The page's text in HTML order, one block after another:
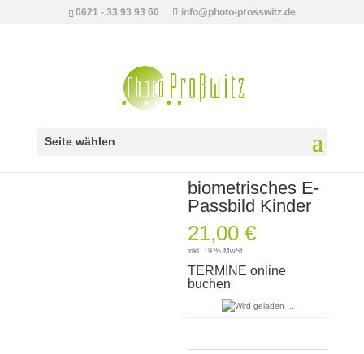
0621 - 33 93 93 60 info@photo-prosswitz.de
Seite wählen
biometrisches E-
Passbild Kinder
21,00€
inkl. 19 % MwSt.
TERMINE online
buchen